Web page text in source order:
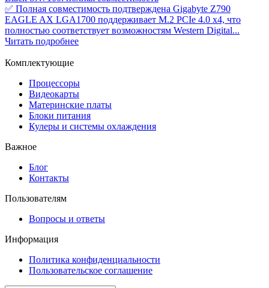
✅ Полная совместимость подтверждена Gigabyte Z790
EAGLE AX LGA1700 поддерживает M.2 PCIe 4.0 x4, что
полностью соответствует возможностям Western Digital...
Читать подробнее
Комплектующие
Процессоры
Видеокарты
Материнские платы
Блоки питания
Кулеры и системы охлаждения
Важное
Блог
Контакты
Пользователям
Вопросы и ответы
Информация
Политика конфиденциальности
Пользовательское соглашение